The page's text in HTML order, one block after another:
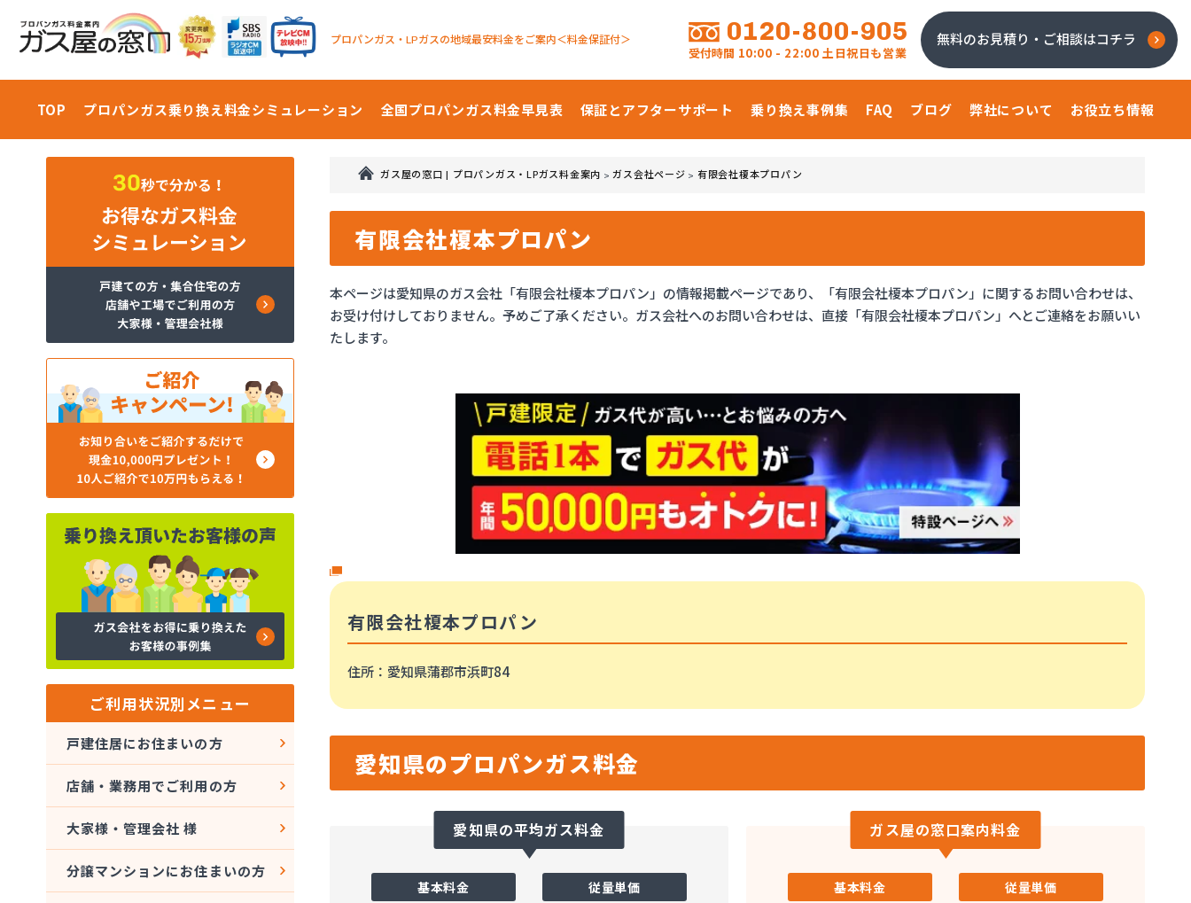
プロパンガス・LPガスの地域最安料金をご案内＜料金保証付＞ 0120-800-905
受付時間 10:00 - 22:00 土日祝日も営業
無料のお見積り・ご相談はコチラ
TOP プロパンガス乗り換え料金シミュレーション 全国プロパンガス料金早見表 保証とアフターサポート 乗り換え事例集 FAQ ブログ 弊社について お役立ち情報
ガス屋の窓口 | プロパンガス・LPガス料金案内 >ガス会社ページ > 有限会社榎本プロパン
有限会社榎本プロパン
本ページは愛知県のガス会社「有限会社榎本プロパン」の情報掲載ページであり、「有限会社榎本プロパン」に関するお問い合わせは、
お受け付けしておりません。予めご了承ください。ガス会社へのお問い合わせは、直接「有限会社榎本プロパン」へとご連絡をお願いい
たします。
有限会社榎本プロパン
住所 ：愛知県蒲郡市浜町84
愛知県のプロパンガス料金
愛知県の平均ガス料金
基本料金 従量単価
ガス屋の窓口案内料金
基本料金 従量単価
ご利用状況別メニュー
戸建住居にお住まいの方
店舗・業務用でご利用の方
大家様・管理会社 様
分譲マンションにお住まいの方